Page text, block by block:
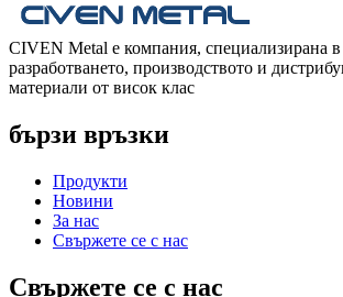
CIVEN Metal е компания, специализирана в
разработването, производството и
материали от висок клас
бързи връзки
Продукти
Новини
За нас
Свържете се с нас
Свържете се с нас